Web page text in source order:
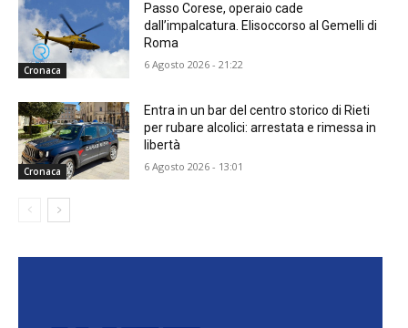
Cronaca
Passo Corese, operaio cade
dall’impalcatura. Elisoccorso al Gemelli di
Roma
6 Agosto 2026 - 21:22
Cronaca
Entra in un bar del centro storico di Rieti
per rubare alcolici: arrestata e rimessa in
libertà
6 Agosto 2026 - 13:01